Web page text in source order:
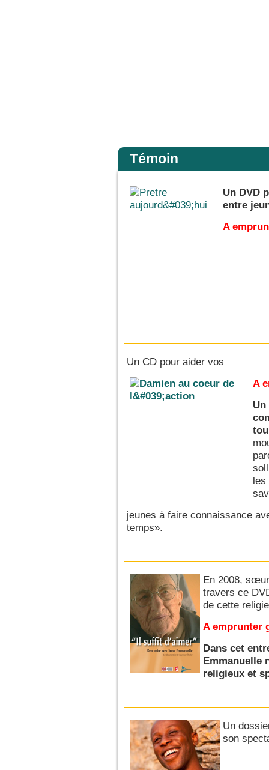
Témoin
Un DVD
entre
A
Un CD pour aider vos
A
les
jeunes à faire connaissance
temps».
En 2008,
travers ce
de cette
A emprunter
Dans cet
Emmanuelle
religieux et
Un
son